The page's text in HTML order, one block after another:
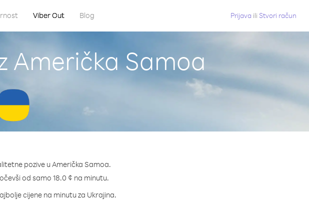
Viber Out Blog Prijava ili Stvori račun
Američka Samoa
pozive u Američka Samoa.
od samo 18.0 ¢ na minutu.
cijene na minutu za Ukrajina.